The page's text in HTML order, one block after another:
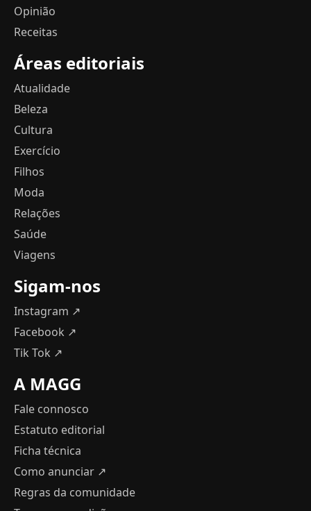
Opinião
Receitas
Áreas editoriais
Atualidade
Beleza
Cultura
Exercício
Filhos
Moda
Relações
Saúde
Viagens
Sigam-nos
Instagram ↗
Facebook ↗
Tik Tok ↗
A MAGG
Fale connosco
Estatuto editorial
Ficha técnica
Como anunciar ↗
Regras da comunidade